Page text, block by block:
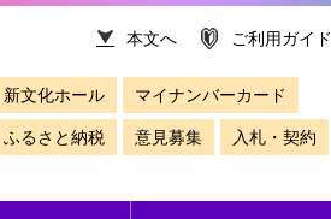
本文へ ご利用ガイド
新文化ホール マイナンバーカード
ふるさと納税 意見募集 入札・契約